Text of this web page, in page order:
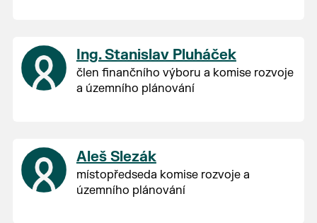
Ing. Stanislav Pluháček
člen finančního výboru a komise rozvoje
a územního plánování
Aleš Slezák
místopředseda komise rozvoje a
územního plánování